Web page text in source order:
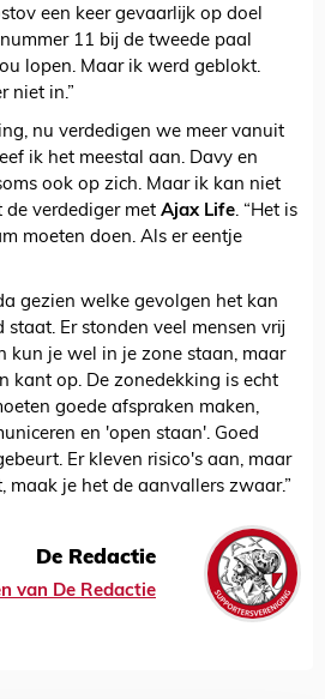
een keer gevaarlijk op doel
11 bij de tweede paal
lopen. Maar ik werd geblokt.
niet in.”
nu verdedigen we meer vanuit
ik het meestal aan. Davy en
ook op zich. Maar ik kan niet
de verdediger met Ajax Life. “Het is
moeten doen. Als er eentje
gezien welke gevolgen het kan
staat. Er stonden veel mensen vrij
kun je wel in je zone staan, maar
kant op. De zonedekking is echt
goede afspraken maken,
en 'open staan'. Goed
Er kleven risico's aan, maar
maak je het de aanvallers zwaar.”
De Redactie
van De Redactie